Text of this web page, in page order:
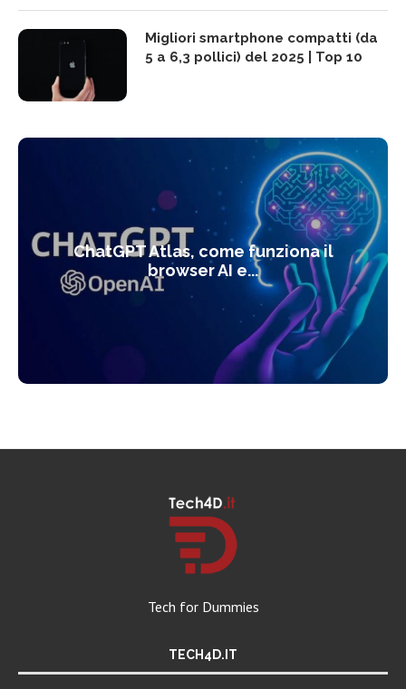
Migliori smartphone compatti (da
5 a 6,3 pollici) del 2025 | Top 10
ChatGPT Atlas, come funziona il
browser AI e...
Tech for Dummies
TECH4D.IT